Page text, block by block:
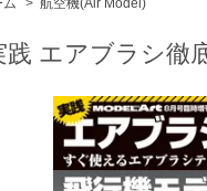
践 エアブラシ徹